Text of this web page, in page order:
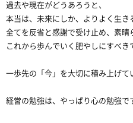
過去や現在がどうあろうと、
本当は、未来にしか、よりよく生き
全てを反省と感謝で受け止め、素晴
これから歩んでいく肥やしにすべき
一歩先の「今」を大切に積み上げて
経営の勉強は、やっぱり心の勉強で